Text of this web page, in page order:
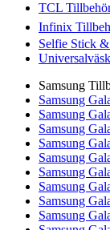
TCL
Infinix
Selfie Stick
Samsung
Samsung
Samsung
Samsung
Samsung
Samsung
Samsung
Samsung
Samsung
Samsung